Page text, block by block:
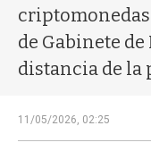
de Gabinete
distancia de la
11/05/2026, 02:25